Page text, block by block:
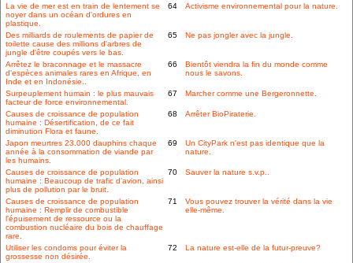
La vie de mer est en train de lentement se
noyer dans un océan d'ordures en
plastique.
64 Activisme environnemental pour la nature.
Des milliards de roulements de papier de
toilette cause des millions d'arbres de
jungle d'être coupés vers le bas.
65 Ne pas jongler avec la jungle.
Arrêtez le braconnage et le massacre
d'espèces animales rares en Afrique, en
Inde et en Indonésie..
66
Bientôt viendra la fin du monde comme
nous le savons.
Surpeuplement humain : le plus mauvais
facteur de force environnemental.
67 Marcher comme une Bergeronnette.
Causes de croissance de population
humaine : Désertification, de ce fait
diminution Flora et faune.
68 Arrêter BioPiraterie.
Japon meurtres 23.000 dauphins chaque
année à la consommation de viande par
les humains.
69
Un CityPark n'est pas identique que la
nature.
Causes de croissance de population
humaine : Beaucoup de trafic d'avion, ainsi
plus de pollution par le bruit.
70 Sauver la nature s.v.p..
Causes de croissance de population
humaine : Remplir de combustible
l'épuisement de ressource ou la
combustion nucléaire du bois de chauffage
rare.
71
Vous pouvez trouver la vérité dans la vie
elle-même.
Utiliser les condoms pour éviter la
grossesse non désirée.
72 La nature est-elle de la futur-preuve?